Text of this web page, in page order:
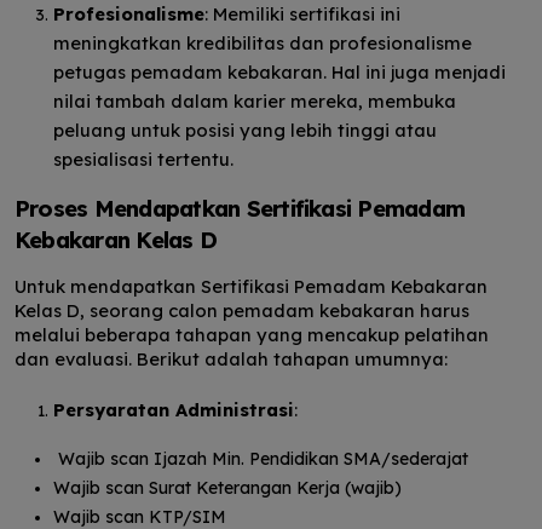
Profesionalisme: Memiliki sertifikasi ini
meningkatkan kredibilitas dan profesionalisme
petugas pemadam kebakaran. Hal ini juga menjadi
nilai tambah dalam karier mereka, membuka
peluang untuk posisi yang lebih tinggi atau
spesialisasi tertentu.
Proses Mendapatkan Sertifikasi Pemadam
Kebakaran Kelas D
Untuk mendapatkan Sertifikasi Pemadam Kebakaran
Kelas D, seorang calon pemadam kebakaran harus
melalui beberapa tahapan yang mencakup pelatihan
dan evaluasi. Berikut adalah tahapan umumnya:
Persyaratan Administrasi:
Wajib scan Ijazah Min. Pendidikan SMA/sederajat
Wajib scan Surat Keterangan Kerja (wajib)
Wajib scan KTP/SIM